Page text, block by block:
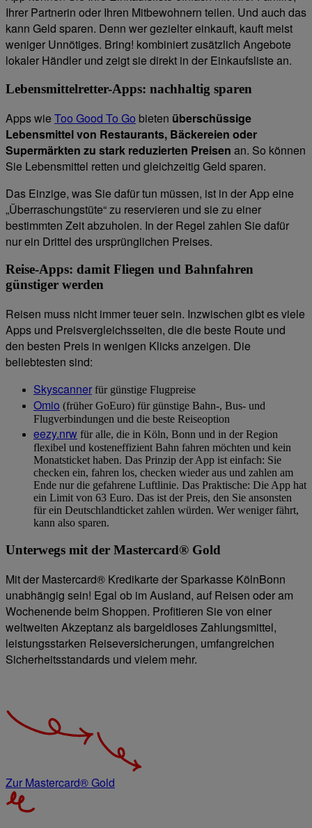
Ihrer Partnerin oder Ihren Mitbewohnern teilen. Und auch das
kann Geld sparen. Denn wer gezielter einkauft, kauft meist
weniger Unnötiges. Bring! kombiniert zusätzlich Angebote
lokaler Händler und zeigt sie direkt in der Einkaufsliste an.
Lebensmittelretter-Apps: nachhaltig sparen
Apps wie Too Good To Go bieten überschüssige
Lebensmittel von Restaurants, Bäckereien oder
Supermärkten zu stark reduzierten Preisen an. So können
Sie Lebensmittel retten und gleichzeitig Geld sparen.
Das Einzige, was Sie dafür tun müssen, ist in der App eine
„Überraschungstüte“ zu reservieren und sie zu einer
bestimmten Zeit abzuholen. In der Regel zahlen Sie dafür
nur ein Drittel des ursprünglichen Preises.
Reise-Apps: damit Fliegen und Bahnfahren
günstiger werden
Reisen muss nicht immer teuer sein. Inzwischen gibt es viele
Apps und Preisvergleichsseiten, die die beste Route und
den besten Preis in wenigen Klicks anzeigen. Die
beliebtesten sind:
Skyscanner für günstige Flugpreise
Omio (früher GoEuro) für günstige Bahn-, Bus- und
Flugverbindungen und die beste Reiseoption
eezy.nrw für alle, die in Köln, Bonn und in der Region
flexibel und kosteneffizient Bahn fahren möchten und kein
Monatsticket haben. Das Prinzip der App ist einfach: Sie
checken ein, fahren los, checken wieder aus und zahlen am
Ende nur die gefahrene Luftlinie. Das Praktische: Die App hat
ein Limit von 63 Euro. Das ist der Preis, den Sie ansonsten
für ein Deutschlandticket zahlen würden. Wer weniger fährt,
kann also sparen.
Unterwegs mit der Mastercard® Gold
Mit der Mastercard® Kredikarte der Sparkasse KölnBonn
unabhängig sein! Egal ob im Ausland, auf Reisen oder am
Wochenende beim Shoppen. Profitieren Sie von einer
weltweiten Akzeptanz als bargeldloses Zahlungsmittel,
leistungsstarken Reiseversicherungen, umfangreichen
Sicherheitsstandards und vielem mehr.
Zur Mastercard® Gold